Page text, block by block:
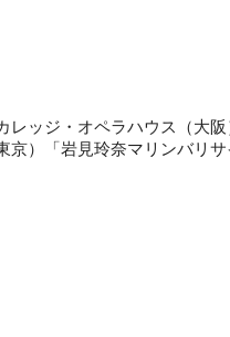
ッジ・オペラハウス（大
）「岩見玲奈マリンバリサ